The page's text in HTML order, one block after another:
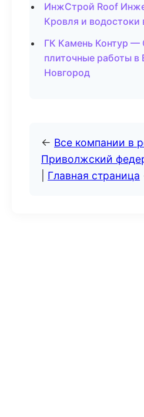
ИнжСтрой Roof
Кровля и водостоки
ГК Камень Контур —
плиточные работы в
Новгород
← Все компании в
Приволжский
Главная страница